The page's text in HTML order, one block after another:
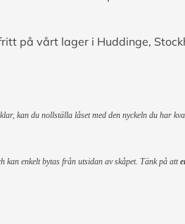
på vårt lager i Huddinge,
kan du nollställa låset med den nyckeln du har
kan enkelt bytas från utsidan av skåpet. Tänk på att